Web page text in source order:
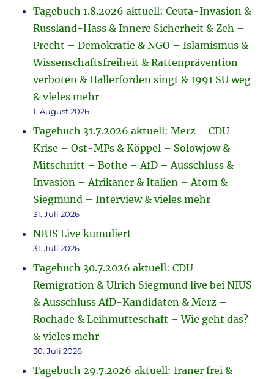
Tagebuch 1.8.2026 aktuell: Ceuta-Invasion &
Russland-Hass & Innere Sicherheit & Zeh –
Precht – Demokratie & NGO – Islamismus &
Wissenschaftsfreiheit & Rattenprävention
verboten & Hallerforden singt & 1991 SU weg
& vieles mehr
1. August 2026
Tagebuch 31.7.2026 aktuell: Merz – CDU –
Krise – Ost-MPs & Köppel – Solowjow &
Mitschnitt – Bothe – AfD – Ausschluss &
Invasion – Afrikaner & Italien – Atom &
Siegmund – Interview & vieles mehr
31. Juli 2026
NIUS Live kumuliert
31. Juli 2026
Tagebuch 30.7.2026 aktuell: CDU –
Remigration & Ulrich Siegmund live bei NIUS
& Ausschluss AfD-Kandidaten & Merz –
Rochade & Leihmutteschaft – Wie geht das?
& vieles mehr
30. Juli 2026
Tagebuch 29.7.2026 aktuell: Iraner frei &